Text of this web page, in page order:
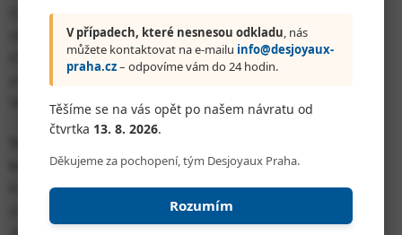
V případech, které nesnesou odkladu , nás
můžete kontaktovat na e-mailu info@desjoyaux-
praha.cz– odpovíme vám do 24 hodin.
Těšíme se na vás opět po našem návratu od
čtvrtka 13. 8. 2026.
Děkujeme za pochopení, tým Desjoyaux Praha.
Rozumím
štěpení molekul soli a k tvorbě plynného chloru, který je
okamžitě rozpuštěn ve vodě. Vzniká kyselina chlorná,
která je základním dezinfektantem bazénové vody. V
procesu elektrolýzy rovněž vznikají další účinné sanitační
látky a to ozón a kyslík.
komponenty bazénu Desjoyaux. Při mírné salinitě vody
kolem 4mg/l využíváte všech výhod slané vody bez
použití chlorových tablet! Salinita vody kolem 0,4% je